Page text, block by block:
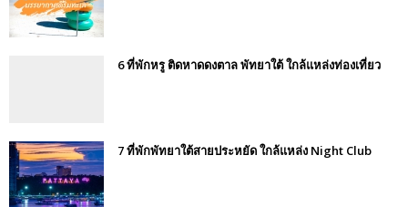
6 ที่พักหรู ติดหาดดงตาล พัทยาใต้ ใกล้แหล่งท่องเที่ยว
7 ที่พักพัทยาใต้สายประหยัด ใกล้แหล่ง Night Club